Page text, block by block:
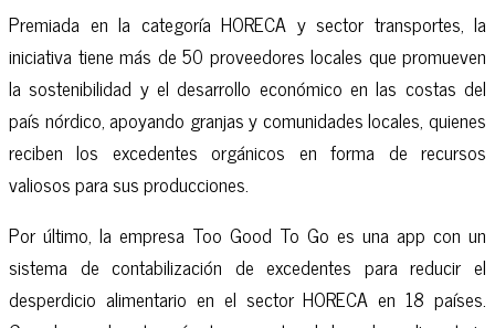
Premiada en la categoría HORECA y sector transportes, la
iniciativa tiene más de 50 proveedores locales que promueven
la sostenibilidad y el desarrollo económico en las costas del
país nórdico, apoyando granjas y comunidades locales, quienes
reciben los excedentes orgánicos en forma de recursos
valiosos para sus producciones.
Por último, la empresa Too Good To Go es una app con un
sistema de contabilización de excedentes para reducir el
desperdicio alimentario en el sector HORECA en 18 países.